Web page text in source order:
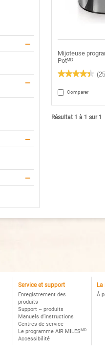
Mijoteuse
Potᴹᴰ
★★★★★
★★★★★
étoile(s)
sur
les
avis
Comparer
Résultat 1 à 1 sur 1
Service et support
Enregistrement des
produits
Support – produits
Manuels d’instructions
Centres de service
Le programme AIR MILESMD
Accessibilité
La
À